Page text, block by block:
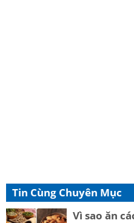
Tin Cùng Chuyên Mục
Vì sao ăn